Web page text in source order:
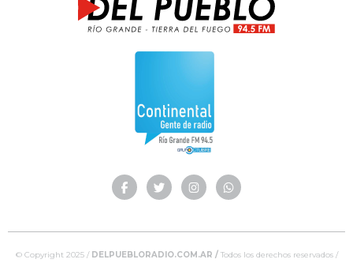
© Copyright 2025 / DELPUEBLORADIO.COM.AR /Todos los derechos reservados /